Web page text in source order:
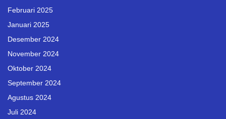
Februari 2025
Januari 2025
Desember 2024
November 2024
Oktober 2024
September 2024
Agustus 2024
Juli 2024